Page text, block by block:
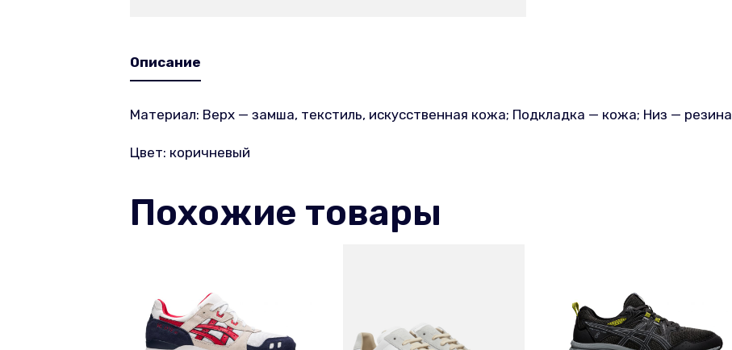
Описание
Материал: Верх — замша, текстиль, искусственная кожа; Подкладка — кожа; Низ — резина
Цвет: коричневый
Похожие товары